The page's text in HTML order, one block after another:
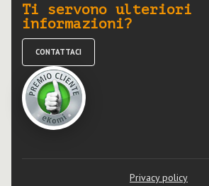
Ti servono ulteriori
informazioni?
CONTATTACI
Privacy policy